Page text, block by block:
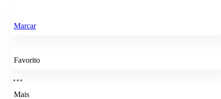
Marcar
Favorito
Mais